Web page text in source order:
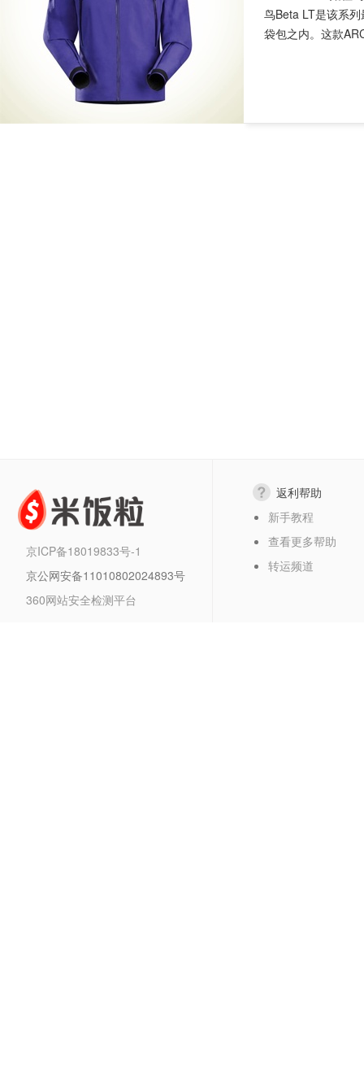
鸟Beta LT是该系
袋包之内。这款
京ICP备18019833号-1
京公网安备11010802024893号
360网站安全检测平台
返利帮助
新手教程
查看更多帮助
转运频道